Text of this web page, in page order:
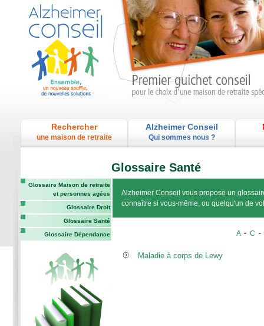
Rechercher
une maison de retraite
Alzheimer Conseil
Qui sommes nous ?
Glossaire Santé
Glossaire Maison de retraite
et personnes agées
Glossaire Droit
Glossaire Santé
Glossaire Dépendance
Alzheimer Conseil vous propose un
connaître si vous-même, ou quelqu'un de
A- C -
Maladie à corps de Lewy